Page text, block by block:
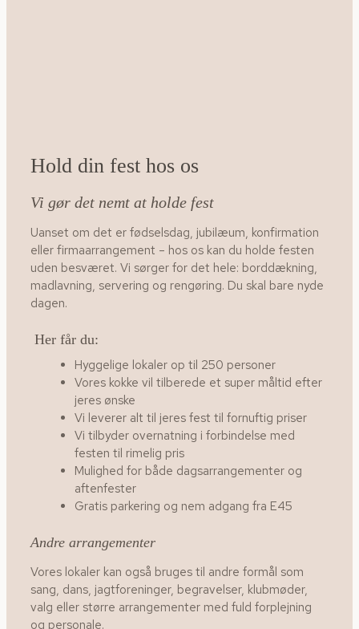
Hold din fest hos os
Vi gør det nemt at holde fest
Uanset om det er fødselsdag, jubilæum, konfirmation
eller firmaarrangement – hos os kan du holde festen
uden besværet. Vi sørger for det hele: borddækning,
madlavning, servering og rengøring. Du skal bare nyde
dagen.
Her får du:
Hyggelige lokaler op til 250 personer
Vores kokke vil tilberede et super måltid efter
jeres ønske
Vi leverer alt til jeres fest til fornuftig priser
Vi tilbyder overnatning i forbindelse med
festen til rimelig pris
Mulighed for både dagsarrangementer og
aftenfester
Gratis parkering og nem adgang fra E45
Andre arrangementer
Vores lokaler kan også bruges til andre formål som
sang, dans, jagtforeninger, begravelser, klubmøder,
valg eller større arrangementer med fuld forplejning
og personale.